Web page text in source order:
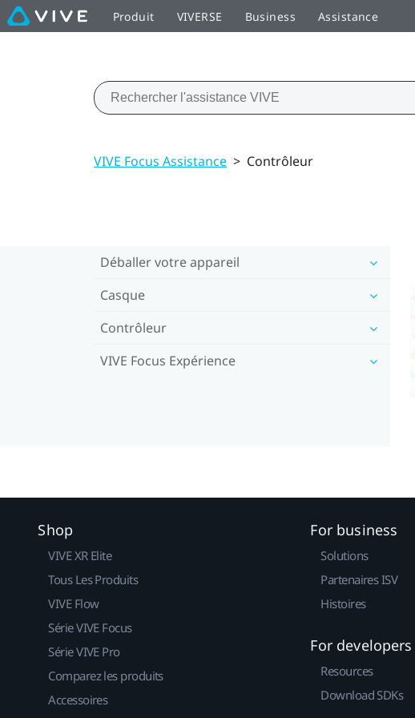
Produit VIVERSE Business Assistance
VIVE Focus Assistance > Contrôleur
Déballer votre appareil
Casque
Contrôleur
VIVE Focus Expérience
Shop
VIVE XR Elite
Tous Les Produits
VIVE Flow
Série VIVE Focus
Série VIVE Pro
Comparez les produits
Accessoires
For business
Solutions
Partenaires ISV
Histoires
For developers
Resources
Download SDKs